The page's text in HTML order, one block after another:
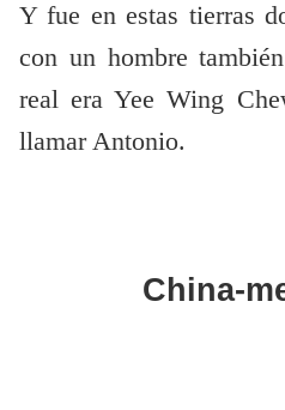
Y fue en estas tierras
con un hombre
real era Yee Wing
llamar Antonio.
China-